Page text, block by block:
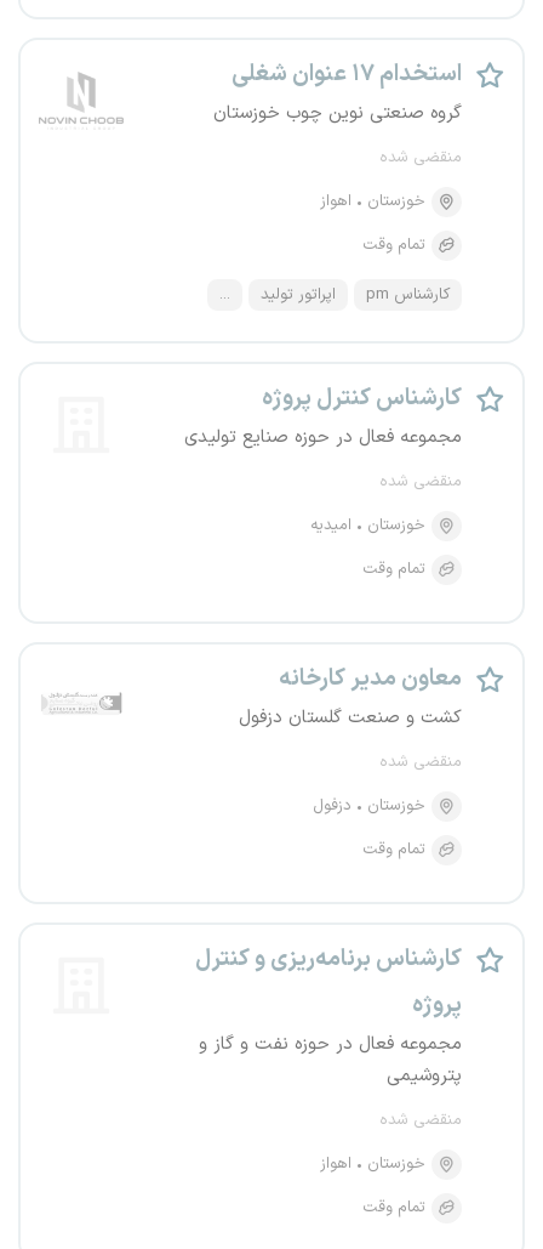
استخدام ۱۷ عنوان شغلی
گروه صنعتی نوین چوب خوزستان
منقضی شده
خوزستان
اهواز
تمام وقت
کارشناس pm اپراتور تولید ...
کارشناس کنترل پروژه
مجموعه فعال در حوزه صنایع تولیدی
منقضی شده
خوزستان
امیدیه
تمام وقت
معاون مدیر کارخانه
کشت و صنعت گلستان دزفول
منقضی شده
خوزستان
دزفول
تمام وقت
کارشناس برنامه‌ریزی و کنترل
پروژه
مجموعه فعال در حوزه نفت و گاز و
پتروشیمی
منقضی شده
خوزستان
اهواز
تمام وقت